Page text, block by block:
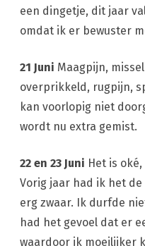
een dingetje, dit jaar
omdat ik er bewuster
21 Juni Maagpijn,
overprikkeld, rugpijn,
kan voorlopig niet
wordt nu extra gemist.
22 en 23 Juni Het is
Vorig jaar had ik het
erg zwaar. Ik durfde
had het gevoel dat er
waardoor ik moeilijker